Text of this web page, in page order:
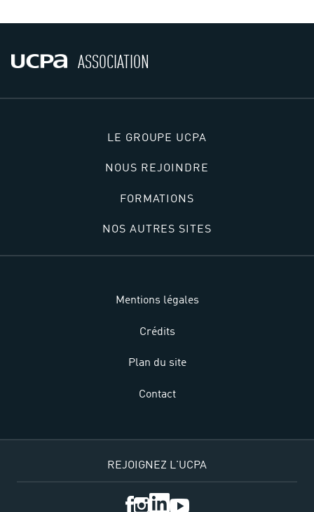
ASSOCIATION
LE GROUPE UCPA
NOUS REJOINDRE
FORMATIONS
NOS AUTRES SITES
Mentions légales
Crédits
Plan du site
Contact
REJOIGNEZ L'UCPA